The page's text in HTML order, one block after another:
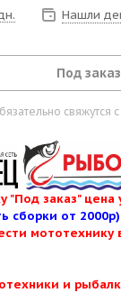
Нашли
Под заказ
свяжутся с
"Под заказ" цена
сборки от
мототехнику
и